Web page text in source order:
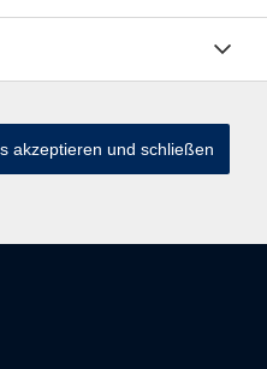
Montag
akzeptieren und schließen